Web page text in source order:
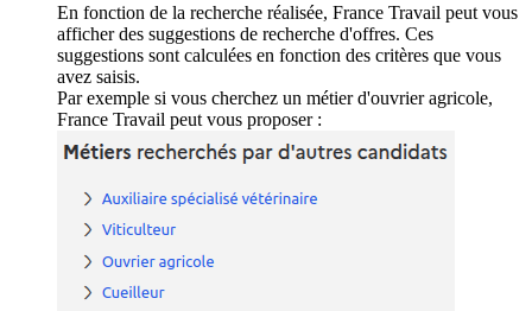
En fonction de la recherche réalisée, France Travail peut vous
afficher des suggestions de recherche d'offres. Ces
suggestions sont calculées en fonction des critères que vous
avez saisis.
Par exemple si vous cherchez un métier d'ouvrier agricole,
France Travail peut vous proposer :